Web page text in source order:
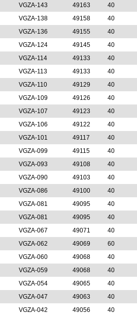
VGZA-143 49163 40
VGZA-138 49158 40
VGZA-136 49155 40
VGZA-124 49145 40
VGZA-114 49133 40
VGZA-113 49133 40
VGZA-110 49129 40
VGZA-109 49126 40
VGZA-107 49123 40
VGZA-106 49122 40
VGZA-101 49117 40
VGZA-099 49115 40
VGZA-093 49108 40
VGZA-090 49103 40
VGZA-086 49100 40
VGZA-081 49095 40
VGZA-081 49095 40
VGZA-067 49071 40
VGZA-062 49069 60
VGZA-060 49068 40
VGZA-059 49068 40
VGZA-054 49065 40
VGZA-047 49063 40
VGZA-042 49056 40